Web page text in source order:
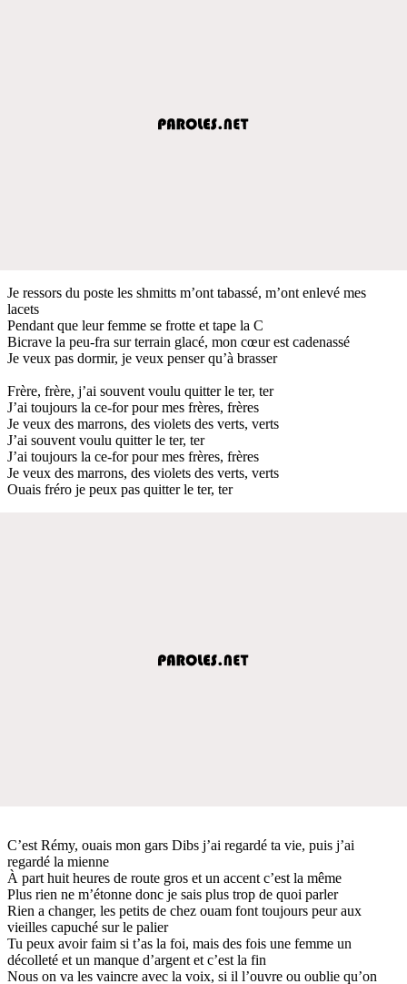
Je ressors du poste les shmitts m’ont tabassé, m’ont enlevé mes
lacets
Pendant que leur femme se frotte et tape la C
Bicrave la peu-fra sur terrain glacé, mon cœur est cadenassé
Je veux pas dormir, je veux penser qu’à brasser
Frère, frère, j’ai souvent voulu quitter le ter, ter
J’ai toujours la ce-for pour mes frères, frères
Je veux des marrons, des violets des verts, verts
J’ai souvent voulu quitter le ter, ter
J’ai toujours la ce-for pour mes frères, frères
Je veux des marrons, des violets des verts, verts
Ouais fréro je peux pas quitter le ter, ter
C’est Rémy, ouais mon gars Dibs j’ai regardé ta vie, puis j’ai
regardé la mienne
À part huit heures de route gros et un accent c’est la même
Plus rien ne m’étonne donc je sais plus trop de quoi parler
Rien a changer, les petits de chez ouam font toujours peur aux
vieilles capuché sur le palier
Tu peux avoir faim si t’as la foi, mais des fois une femme un
décolleté et un manque d’argent et c’est la fin
Nous on va les vaincre avec la voix, si il l’ouvre ou oublie qu’on